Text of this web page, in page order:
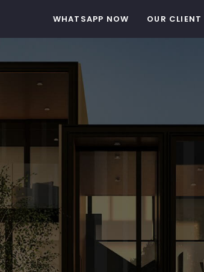
WHATSAPP NOW OUR CLIENT